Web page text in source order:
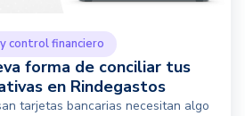
control financiero
forma de conciliar tus
en Rindegastos
tarjetas bancarias necesitan algo